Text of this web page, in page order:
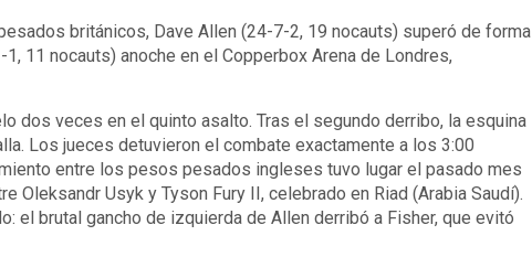
británicos, Dave Allen (24-7-2, 19 nocauts) superó de forma
11 nocauts) anoche en el Copperbox Arena de Londres,
dos veces en el quinto asalto. Tras el segundo derribo, la esquina
Los jueces detuvieron el combate exactamente a los 3:00
entre los pesos pesados ingleses tuvo lugar el pasado mes
Oleksandr Usyk y Tyson Fury II, celebrado en Riad (Arabia Saudí).
el brutal gancho de izquierda de Allen derribó a Fisher, que evitó